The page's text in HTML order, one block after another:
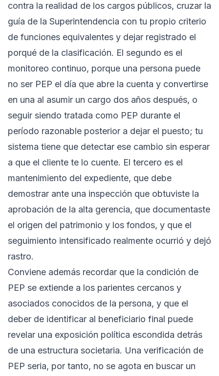
contra la realidad de los cargos públicos, cruzar la
guía de la Superintendencia con tu propio criterio
de funciones equivalentes y dejar registrado el
porqué de la clasificación. El segundo es el
monitoreo continuo, porque una persona puede
no ser PEP el día que abre la cuenta y convertirse
en una al asumir un cargo dos años después, o
seguir siendo tratada como PEP durante el
período razonable posterior a dejar el puesto; tu
sistema tiene que detectar ese cambio sin esperar
a que el cliente te lo cuente. El tercero es el
mantenimiento del expediente, que debe
demostrar ante una inspección que obtuviste la
aprobación de la alta gerencia, que documentaste
el origen del patrimonio y los fondos, y que el
seguimiento intensificado realmente ocurrió y dejó
rastro.
Conviene además recordar que la condición de
PEP se extiende a los parientes cercanos y
asociados conocidos de la persona, y que el
deber de identificar al beneficiario final puede
revelar una exposición política escondida detrás
de una estructura societaria. Una verificación de
PEP seria, por tanto, no se agota en buscar un